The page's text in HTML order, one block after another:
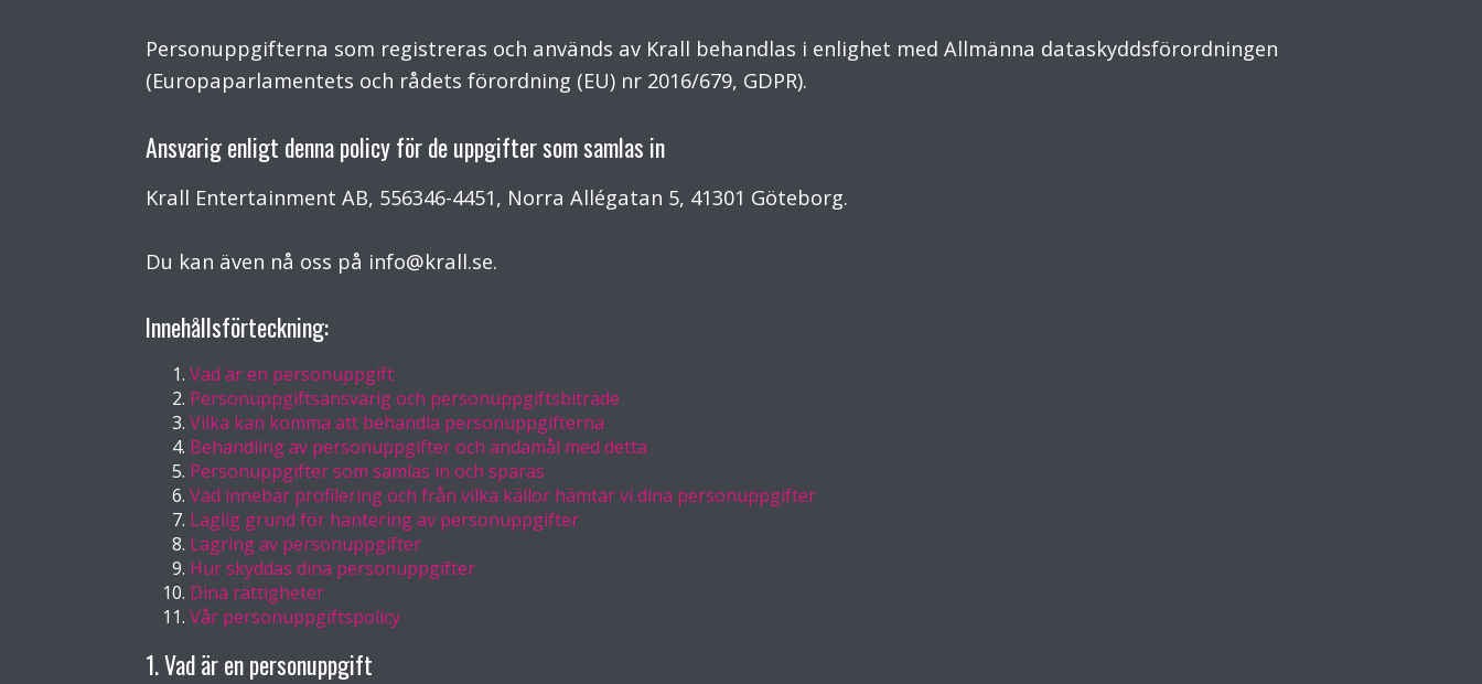
Personuppgifterna som registreras och används av Krall behandlas i enlighet med Allmänna dataskyddsförordningen
(Europaparlamentets och rådets förordning (EU) nr 2016/679, GDPR).
Ansvarig enligt denna policy för de uppgifter som samlas in
Krall Entertainment AB, 556346-4451, Norra Allégatan 5, 41301 Göteborg.
Du kan även nå oss på info@krall.se.
Innehållsförteckning:
Vad är en personuppgift
Personuppgiftsansvarig och personuppgiftsbiträde
Vilka kan komma att behandla personuppgifterna
Behandling av personuppgifter och ändamål med detta
Personuppgifter som samlas in och sparas
Vad innebär profilering och från vilka källor hämtar vi dina personuppgifter
Laglig grund för hantering av personuppgifter
Lagring av personuppgifter
Hur skyddas dina personuppgifter
Dina rättigheter
Vår personuppgiftspolicy
1. Vad är en personuppgift